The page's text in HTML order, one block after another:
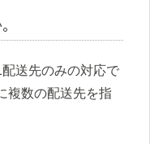
送先のみの対応で
複数の配送先を指